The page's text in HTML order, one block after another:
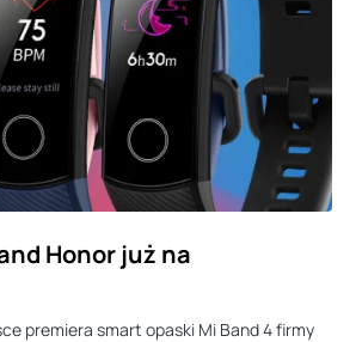
Honor już na
premiera smart opaski Mi Band 4 firmy